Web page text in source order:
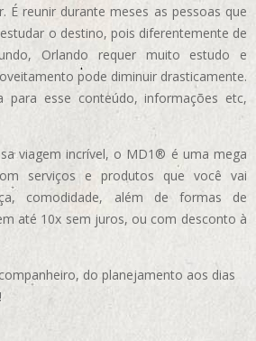
É reunir durante meses as pessoas que
o destino, pois diferentemente de
Orlando requer muito estudo e
pode diminuir drasticamente.
para esse conteúdo, informações etc,
viagem incrível, o MD1® é uma mega
serviços e produtos que você vai
comodidade, além de formas de
até 10x sem juros, ou com desconto à
do planejamento aos dias